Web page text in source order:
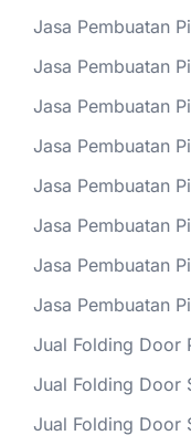
Jasa Pembuatan
Jasa Pembuatan
Jasa Pembuatan
Jasa Pembuatan
Jasa Pembuatan
Jasa Pembuatan
Jasa Pembuatan
Jasa Pembuatan
Jual Folding Door
Jual Folding Door
Jual Folding Door